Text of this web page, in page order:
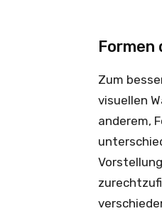
Formen
Zum
visuellen
anderem,